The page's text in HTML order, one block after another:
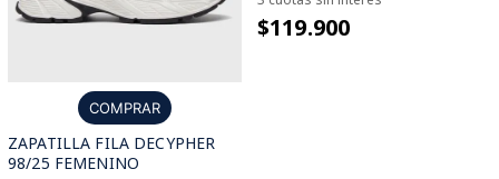
COMPRAR
ZAPATILLA FILA DECYPHER
98/25 FEMENINO
$119.900